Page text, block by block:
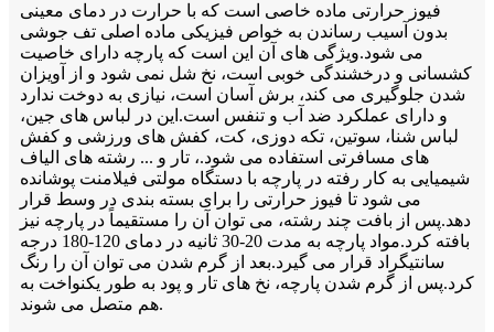
فیوز حرارتی ماده خاصی است که با حرارت در دمای معینی
بدون آسیب رساندن به خواص فیزیکی ماده اصلی تف جوشی
می شود.ویژگی های آن این است که پارچه دارای خاصیت
کشسانی و درخشندگی خوبی است، نخ شل نمی شود و از آویزان
شدن جلوگیری می کند، برش آسان است، نیازی به دوخت ندارد
و دارای عملکرد ضد آب و تنفس است.این در لباس های جین،
لباس شنا، سوتین، تکه دوزی، کت، کفش های ورزشی و کفش
های مسافرتی استفاده می شود.، تار و ... رشته های الیاف
شیمیایی به کار رفته در پارچه با دستگاه مولتی فیلامنت پوشانده
می شود تا فیوز حرارتی را برای بسته بندی در وسط قرار
دهد.پس از بافت چند رشته، می توان آن را مستقیماً در پارچه نیز
بافته کرد.مواد پارچه به مدت 20-30 ثانیه در دمای 120-180 درجه
سانتیگراد قرار می گیرد.بعد از گرم شدن می توان آن را رنگ
کرد.پس از گرم شدن پارچه، نخ های تار و پود به طور یکنواخت به
هم متصل می شوند.